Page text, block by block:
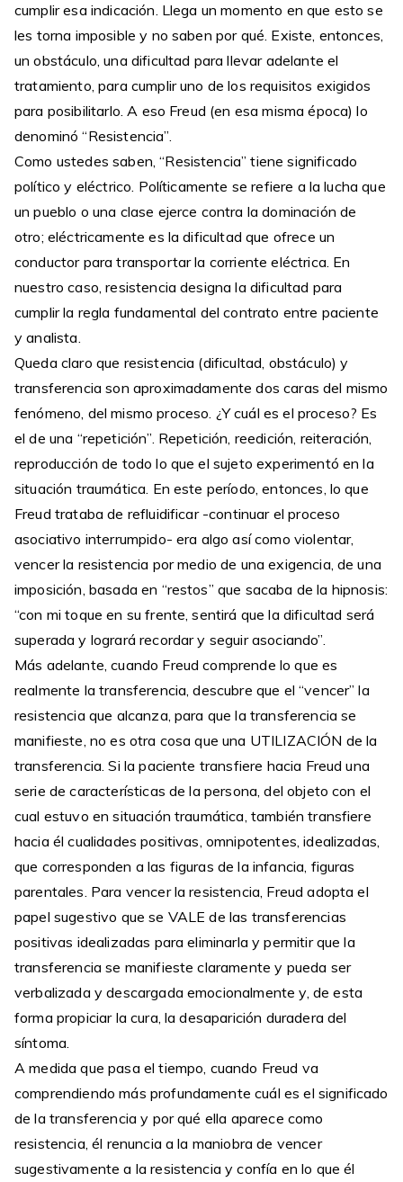
cumplir esa indicación. Llega un momento en que esto se
les torna imposible y no saben por qué. Existe, entonces,
un obstáculo, una dificultad para llevar adelante el
tratamiento, para cumplir uno de los requisitos exigidos
para posibilitarlo. A eso Freud (en esa misma época) lo
denominó “Resistencia”.
Como ustedes saben, “Resistencia” tiene significado
político y eléctrico. Políticamente se refiere a la lucha que
un pueblo o una clase ejerce contra la dominación de
otro; eléctricamente es la dificultad que ofrece un
conductor para transportar la corriente eléctrica. En
nuestro caso, resistencia designa la dificultad para
cumplir la regla fundamental del contrato entre paciente
y analista.
Queda claro que resistencia (dificultad, obstáculo) y
transferencia son aproximadamente dos caras del mismo
fenómeno, del mismo proceso. ¿Y cuál es el proceso? Es
el de una “repetición”. Repetición, reedición, reiteración,
reproducción de todo lo que el sujeto experimentó en la
situación traumática. En este período, entonces, lo que
Freud trataba de refluidificar -continuar el proceso
asociativo interrumpido- era algo así como violentar,
vencer la resistencia por medio de una exigencia, de una
imposición, basada en “restos” que sacaba de la hipnosis:
“con mi toque en su frente, sentirá que la dificultad será
superada y logrará recordar y seguir asociando”.
Más adelante, cuando Freud comprende lo que es
realmente la transferencia, descubre que el “vencer” la
resistencia que alcanza, para que la transferencia se
manifieste, no es otra cosa que una UTILIZACIÓN de la
transferencia. Si la paciente transfiere hacia Freud una
serie de características de la persona, del objeto con el
cual estuvo en situación traumática, también transfiere
hacia él cualidades positivas, omnipotentes, idealizadas,
que corresponden a las figuras de la infancia, figuras
parentales. Para vencer la resistencia, Freud adopta el
papel sugestivo que se VALE de las transferencias
positivas idealizadas para eliminarla y permitir que la
transferencia se manifieste claramente y pueda ser
verbalizada y descargada emocionalmente y, de esta
forma propiciar la cura, la desaparición duradera del
síntoma.
A medida que pasa el tiempo, cuando Freud va
comprendiendo más profundamente cuál es el significado
de la transferencia y por qué ella aparece como
resistencia, él renuncia a la maniobra de vencer
sugestivamente a la resistencia y confía en lo que él